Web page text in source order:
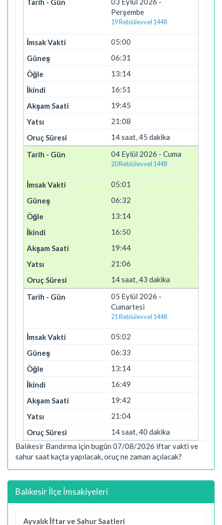
Perşembe
19 Rebiülevvel 1448
05:00
06:31
13:14
16:51
19:45
21:08
14 saat, 45 dakika
04 Eylül 2026 - Cuma
20 Rebiülevvel 1448
05:01
06:32
13:14
16:50
19:44
21:06
14 saat, 43 dakika
05 Eylül 2026 -
Cumartesi
21 Rebiülevvel 1448
05:02
06:33
13:14
16:49
19:42
21:04
14 saat, 40 dakika
Balıkesir Bandırma için bugün 07/08/2026 iftar vakti ve
sahur saat kaçta yapılacak, oruç ne zaman açılacak?
Balıkesir İlçe İmsakiyeleri
Ayvalık İftar ve Sahur Saatleri